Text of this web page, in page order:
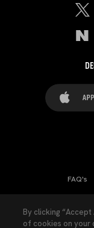
FAQ's
Llei de
By clicking
of cookies on your